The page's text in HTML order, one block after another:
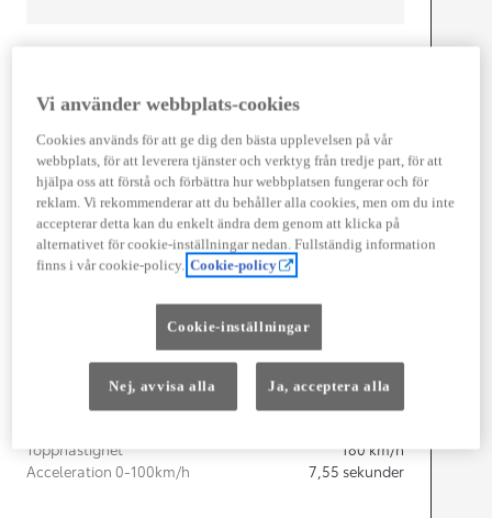
Euro Class
EURO 6
Kombinerad Co2 121
Motor
Prestanda
Topphastighet 180 km/h
Acceleration 0-100km/h
7,55 sekunder
Vi använder webbplats-cookies
Cookies används för att ge dig den bästa upplevelsen på vår
webbplats, för att leverera tjänster och verktyg från tredje part, för att
hjälpa oss att förstå och förbättra hur webbplatsen fungerar och för
reklam. Vi rekommenderar att du behåller alla cookies, men om du inte
accepterar detta kan du enkelt ändra dem genom att klicka på
alternativet för cookie-inställningar nedan. Fullständig information
finns i vår cookie-policy. Cookie-policy
Cookie-inställningar
Nej, avvisa alla Ja, acceptera alla